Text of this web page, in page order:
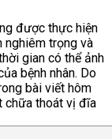
được thực hiện
nghiêm trọng và
gian có thể ảnh
bệnh nhân. Do
bài viết hôm
chữa thoát vị đĩa